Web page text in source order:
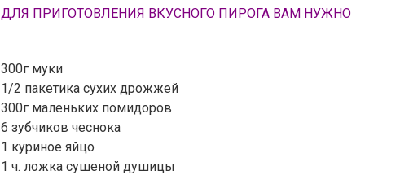
ДЛЯ ПРИГОТОВЛЕНИЯ ВКУСНОГО ПИРОГА ВАМ НУЖНО
300г муки
1/2 пакетика сухих дрожжей
300г маленьких помидоров
6 зубчиков чеснока
1 куриное яйцо
1 ч. ложка сушеной душицы